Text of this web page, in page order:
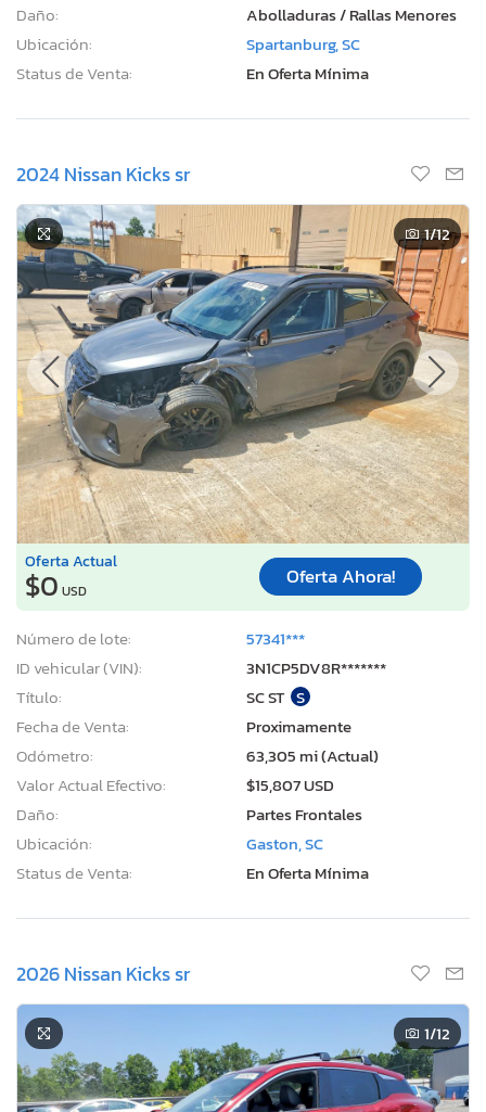
Daño:
Abolladuras / Rallas Menores
Ubicación:
Spartanburg, SC
Status de Venta:
En Oferta Mínima
2024 Nissan Kicks sr
1/12
Oferta Actual
$0 USD
Oferta Ahora!
Número de lote:
57341***
ID vehicular (VIN):
3N1CP5DV8R*******
Título:
SC ST S
Fecha de Venta:
Proximamente
Odómetro:
63,305 mi (Actual)
Valor Actual Efectivo:
$15,807 USD
Daño:
Partes Frontales
Ubicación:
Gaston, SC
Status de Venta:
En Oferta Mínima
2026 Nissan Kicks sr
1/12